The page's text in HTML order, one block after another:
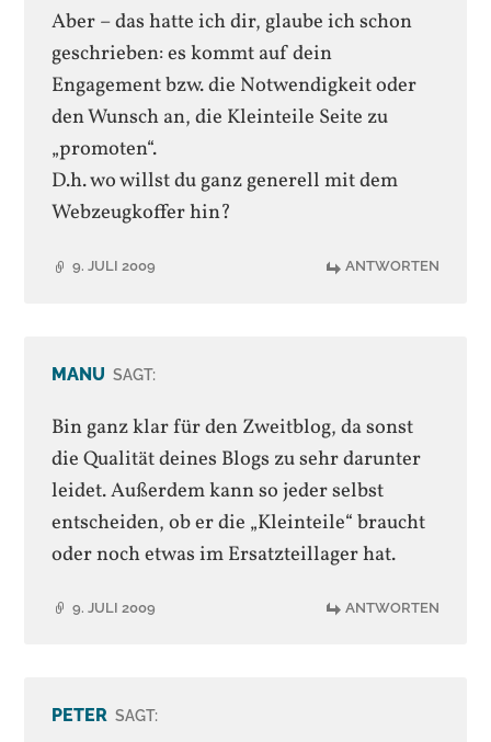
Aber – das hatte ich dir, glaube ich schon
geschrieben: es kommt auf dein
Engagement bzw. die Notwendigkeit oder
den Wunsch an, die Kleinteile Seite zu
„promoten“.
D.h. wo willst du ganz generell mit dem
Webzeugkoffer hin?
9. JULI 2009 ANTWORTEN
MANU SAGT:
Bin ganz klar für den Zweitblog, da sonst
die Qualität deines Blogs zu sehr darunter
leidet. Außerdem kann so jeder selbst
entscheiden, ob er die „Kleinteile“ braucht
oder noch etwas im Ersatzteillager hat.
9. JULI 2009 ANTWORTEN
PETER SAGT: